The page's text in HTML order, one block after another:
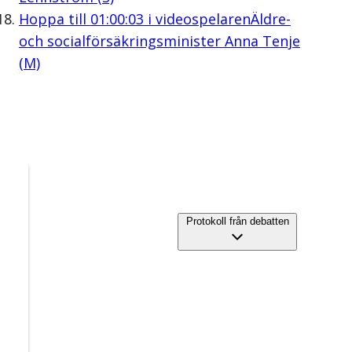
Hoppa till 01:00:03 i videospelarenÄldre-
och socialförsäkringsminister Anna Tenje
(M)
Protokoll från debatten